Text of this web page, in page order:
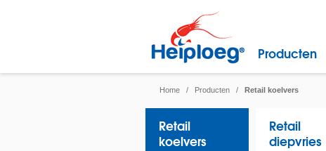
Producten
Home / Producten / Retail koelvers
Retail
koelvers
Retail
diepvries